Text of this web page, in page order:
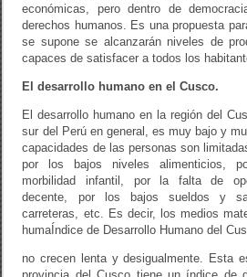
económicas, pero dentro de
derechos humanos. Es una propuesta
se supone se alcanzarán niveles de
capaces de satisfacer a todos los
El desarrollo humano en el Cusco.
El desarrollo humano en la región del
sur del Perú en general, es muy bajo y
capacidades de las personas son
por los bajos niveles alimenticios,
morbilidad infantil, por la falta de
decente, por los bajos sueldos y
carreteras, etc. Es decir, los medios
humaÍndice de Desarrollo Humano del
no crecen lenta y desigualmente. Esta
provincia del Cusco tiene un índice de